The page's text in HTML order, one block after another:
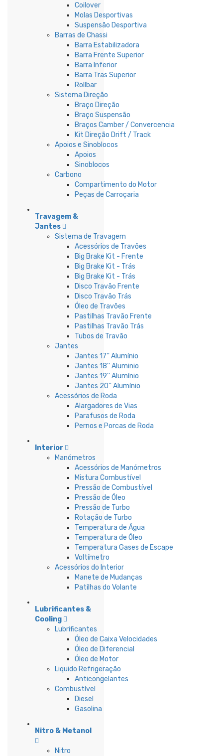
Coilover
Molas Desportivas
Suspensão Desportiva
Barras de Chassi
Barra Estabilizadora
Barra Frente Superior
Barra Inferior
Barra Tras Superior
Rollbar
Sistema Direção
Braço Direção
Braço Suspensão
Braços Camber / Convercencia
Kit Direção Drift / Track
Apoios e Sinoblocos
Apoios
Sinoblocos
Carbono
Compartimento do Motor
Peças de Carroçaria
Travagem &
Jantes
Sistema de Travagem
Acessórios de Travões
Big Brake Kit - Frente
Big Brake Kit - Trás
Big Brake Kit - Trás
Disco Travão Frente
Disco Travão Trás
Óleo de Travões
Pastilhas Travão Frente
Pastilhas Travão Trás
Tubos de Travão
Jantes
Jantes 17'' Alumínio
Jantes 18'' Aluminio
Jantes 19'' Alumínio
Jantes 20'' Alumínio
Acessórios de Roda
Alargadores de Vias
Parafusos de Roda
Pernos e Porcas de Roda
Interior
Manómetros
Acessórios de Manómetros
Mistura Combustível
Pressão de Combustível
Pressão de Óleo
Pressão de Turbo
Rotação de Turbo
Temperatura de Água
Temperatura de Óleo
Temperatura Gases de Escape
Voltímetro
Acessórios do Interior
Manete de Mudanças
Patilhas do Volante
Lubrificantes &
Cooling
Lubrificantes
Óleo de Caixa Velocidades
Óleo de Diferencial
Óleo de Motor
Liquido Refrigeração
Anticongelantes
Combustível
Diesel
Gasolina
Nitro & Metanol
Nitro